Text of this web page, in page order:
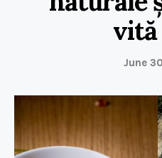
vită
June